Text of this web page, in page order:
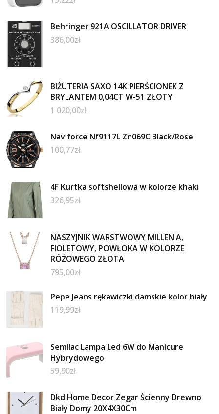
Behringer 921A OSCILLATOR DRIVER
386,00zł
BIŻUTERIA SAXO 14K PIERŚCIONEK Z
BRYLANTEM 0,04CT W-51 ZŁOTY
1 020,00zł
Naviforce Nf9117L Zn069C Black/Rose
100,77zł
4F Kurtka softshellowa w kolorze khaki
326,95zł
NASZYJNIK WARSTWOWY MILLENIA,
FIOLETOWY, POWŁOKA W KOLORZE
RÓŻOWEGO ZŁOTA
795,00zł
Pepe Jeans rękawiczki damskie kolor biały
119,99zł
Semilac Lampa Led 6W do Manicure
Hybrydowego
59,90zł
Dkd Home Decor Zegar Ścienny Drewno
Biały Domy 20X4X30Cm